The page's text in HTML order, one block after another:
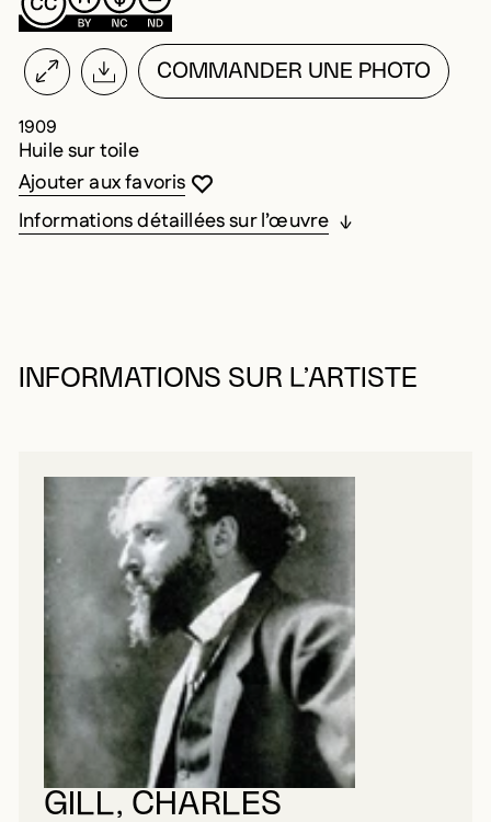
COMMANDER UNE PHOTO
1909
Huile sur toile
Vous devez être connecté pour ajouter
Fermer la modale
Ouvrir la modale
Ajouter aux favoris
Informations détaillées sur l’œuvre
INFORMATIONS SUR L’ARTISTE
GILL, CHARLES